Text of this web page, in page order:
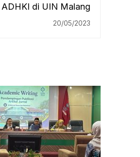
di UIN Malang
20/05/2023